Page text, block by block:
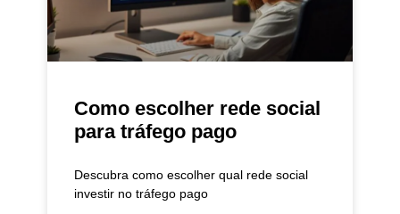
Como escolher rede social
para tráfego pago
Descubra como escolher qual rede social
investir no tráfego pago